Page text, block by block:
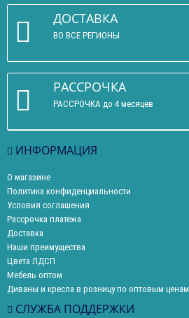
ДОСТАВКА
ВО ВСЕ РЕГИОНЫ
РАССРОЧКА
РАССРОЧКА до 4 месяцев
ИНФОРМАЦИЯ
О магазине
Политика конфиденциальности
Условия соглашения
Рассрочка платежа
Доставка
Наши преимущества
Цвета ЛДСП
Мебель оптом
Диваны и кресла в розницу по оптовым ценам
СЛУЖБА ПОДДЕРЖКИ